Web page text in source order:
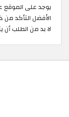
يوجد على الموقع
الأفضل التأكد
لا بد من الطلب أن